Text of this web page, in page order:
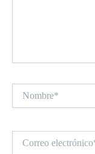
electrónico*